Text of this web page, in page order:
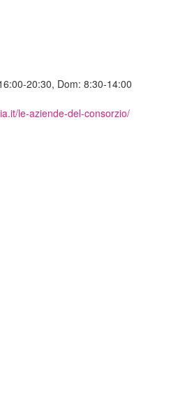
20:30, Dom: 8:30-14:00
le-aziende-del-consorzio/